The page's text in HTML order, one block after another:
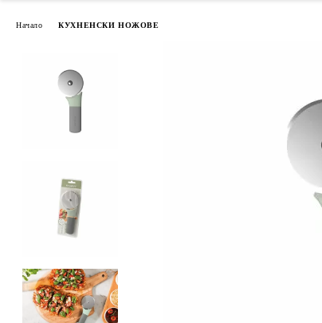
Начало КУХНЕНСКИ НОЖОВЕ